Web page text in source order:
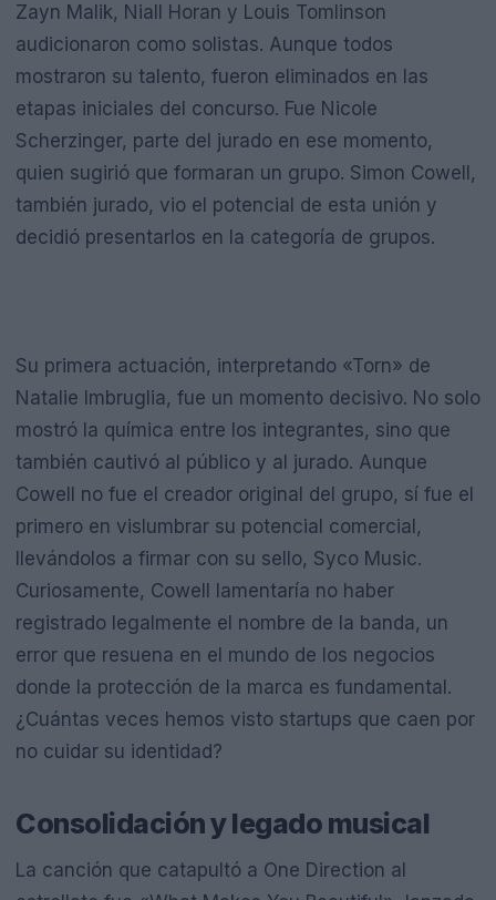
Zayn Malik, Niall Horan y Louis Tomlinson
audicionaron como solistas. Aunque todos
mostraron su talento, fueron eliminados en las
etapas iniciales del concurso. Fue Nicole
Scherzinger, parte del jurado en ese momento,
quien sugirió que formaran un grupo. Simon Cowell,
también jurado, vio el potencial de esta unión y
decidió presentarlos en la categoría de grupos.
Su primera actuación, interpretando «Torn» de
Natalie Imbruglia, fue un momento decisivo. No solo
mostró la química entre los integrantes, sino que
también cautivó al público y al jurado. Aunque
Cowell no fue el creador original del grupo, sí fue el
primero en vislumbrar su potencial comercial,
llevándolos a firmar con su sello, Syco Music.
Curiosamente, Cowell lamentaría no haber
registrado legalmente el nombre de la banda, un
error que resuena en el mundo de los negocios
donde la protección de la marca es fundamental.
¿Cuántas veces hemos visto startups que caen por
no cuidar su identidad?
Consolidación y legado musical
La canción que catapultó a One Direction al